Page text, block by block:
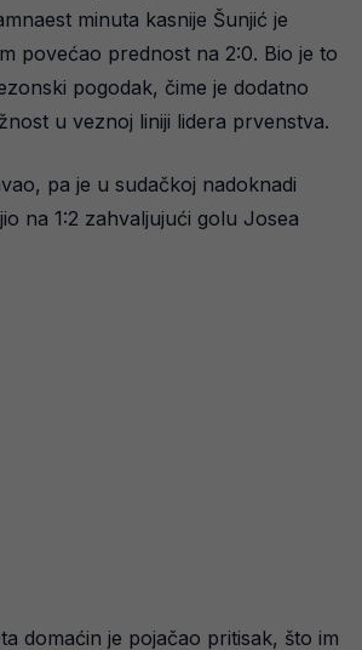
minuta kasnije Šunjić je
povećao prednost na 2:0. Bio je to
pogodak, čime je dodatno
u veznoj liniji lidera prvenstva.
pa je u sudačkoj nadoknadi
na 1:2 zahvaljujući golu Josea
domaćin je pojačao pritisak, što im